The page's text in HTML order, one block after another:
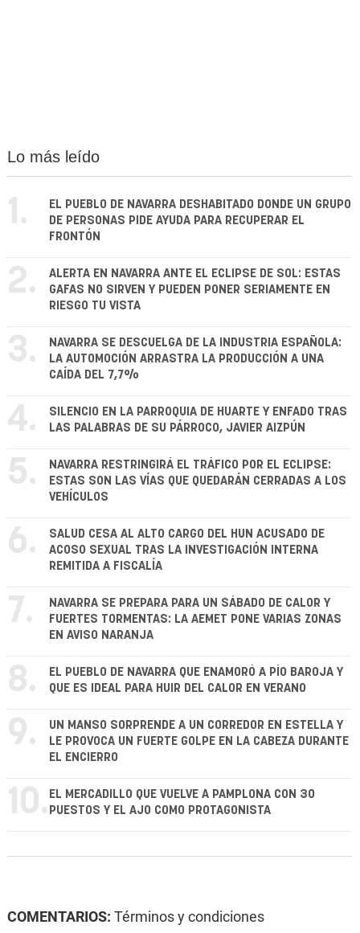
Lo más leído
1.
EL PUEBLO DE NAVARRA DESHABITADO DONDE UN GRUPO
DE PERSONAS PIDE AYUDA PARA RECUPERAR EL
FRONTÓN
2.
ALERTA EN NAVARRA ANTE EL ECLIPSE DE SOL: ESTAS
GAFAS NO SIRVEN Y PUEDEN PONER SERIAMENTE EN
RIESGO TU VISTA
3.
NAVARRA SE DESCUELGA DE LA INDUSTRIA ESPAÑOLA:
LA AUTOMOCIÓN ARRASTRA LA PRODUCCIÓN A UNA
CAÍDA DEL 7,7%
4.
SILENCIO EN LA PARROQUIA DE HUARTE Y ENFADO TRAS
LAS PALABRAS DE SU PÁRROCO, JAVIER AIZPÚN
5.
NAVARRA RESTRINGIRÁ EL TRÁFICO POR EL ECLIPSE:
ESTAS SON LAS VÍAS QUE QUEDARÁN CERRADAS A LOS
VEHÍCULOS
6.
SALUD CESA AL ALTO CARGO DEL HUN ACUSADO DE
ACOSO SEXUAL TRAS LA INVESTIGACIÓN INTERNA
REMITIDA A FISCALÍA
7.
NAVARRA SE PREPARA PARA UN SÁBADO DE CALOR Y
FUERTES TORMENTAS: LA AEMET PONE VARIAS ZONAS
EN AVISO NARANJA
8.
EL PUEBLO DE NAVARRA QUE ENAMORÓ A PÍO BAROJA Y
QUE ES IDEAL PARA HUIR DEL CALOR EN VERANO
9.
UN MANSO SORPRENDE A UN CORREDOR EN ESTELLA Y
LE PROVOCA UN FUERTE GOLPE EN LA CABEZA DURANTE
EL ENCIERRO
10. EL MERCADILLO QUE VUELVE A PAMPLONA CON 30
PUESTOS Y EL AJO COMO PROTAGONISTA
COMENTARIOS: Términos y condiciones